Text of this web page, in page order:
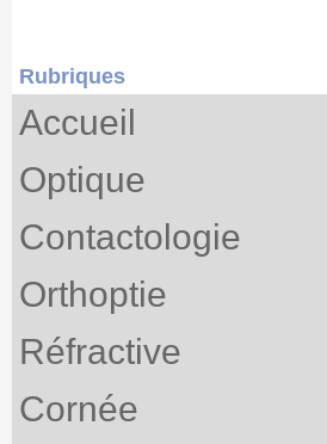
Rubriques
Accueil
Optique
Contactologie
Orthoptie
Réfractive
Cornée